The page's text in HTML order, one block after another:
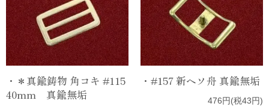
・＊真鍮鋳物 角コキ #115
40mm 真鍮無垢
・#157 新ヘソ舟 真鍮無垢
476円(税43円)